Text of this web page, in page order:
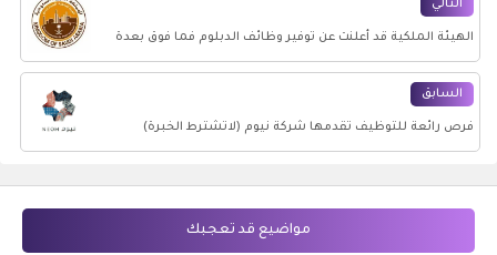
التالي
الهيئة الملكية قد أعلنت عن توفير وظائف الدبلوم فما فوق بعدة
مدن بالمملكة
السابق
فرص رائعة للتوظيف تقدمها شركة نيوم (لاتشترط الخبرة)
مواضيع قد تعجبك